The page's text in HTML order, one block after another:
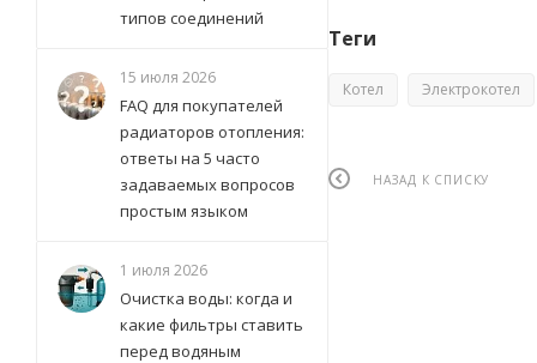
Теги
Котел Электрокотел
НАЗАД К СПИСКУ
типов соединений
15 июля 2026
FAQ для покупателей
радиаторов отопления:
ответы на 5 часто
задаваемых вопросов
простым языком
1 июля 2026
Очистка воды: когда и
какие фильтры ставить
перед водяным